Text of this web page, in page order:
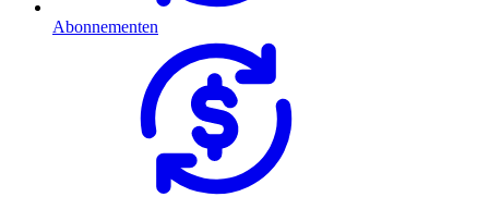
Abonnementen